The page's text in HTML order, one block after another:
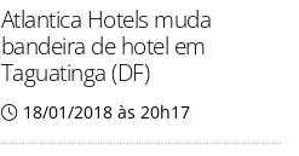
Atlantica Hotels muda
bandeira de hotel em
Taguatinga (DF)
18/01/2018 às 20h17